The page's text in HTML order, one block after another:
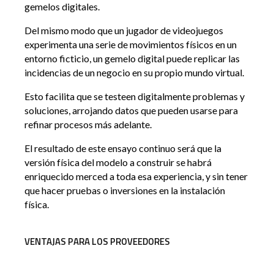
gemelos digitales.
Del mismo modo que un jugador de videojuegos
experimenta una serie de movimientos físicos en un
entorno ficticio, un gemelo digital puede replicar las
incidencias de un negocio en su propio mundo virtual.
Esto facilita que se testeen digitalmente problemas y
soluciones, arrojando datos que pueden usarse para
refinar procesos más adelante.
El resultado de este ensayo continuo será que la
versión física del modelo a construir se habrá
enriquecido merced a toda esa experiencia, y sin tener
que hacer pruebas o inversiones en la instalación
física.
VENTAJAS PARA LOS PROVEEDORES